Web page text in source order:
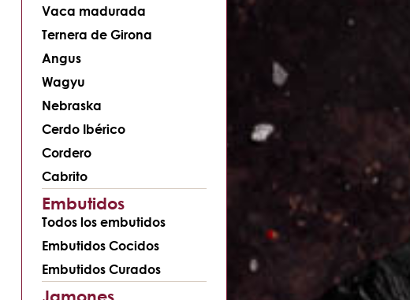
Vaca madurada
Ternera de Girona
Angus
Wagyu
Nebraska
Cerdo Ibérico
Cordero
Cabrito
Embutidos
Todos los embutidos
Embutidos Cocidos
Embutidos Curados
Jamones